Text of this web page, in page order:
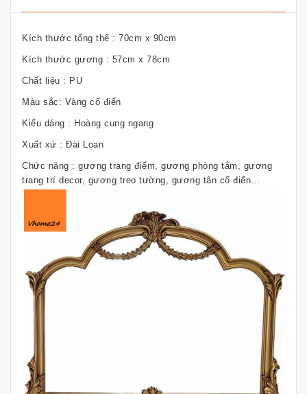
Kích thước tổng thể : 70cm x 90cm
Kích thước gương : 57cm x 78cm
Chất liệu : PU
Màu sắc: Vàng cổ điển
Kiểu dáng : Hoàng cung ngang
Xuất xứ : Đài Loan
Chức năng : gương trang điểm, gương phòng tắm, gương
trang trí decor, gương treo tường, gương tân cổ điển…